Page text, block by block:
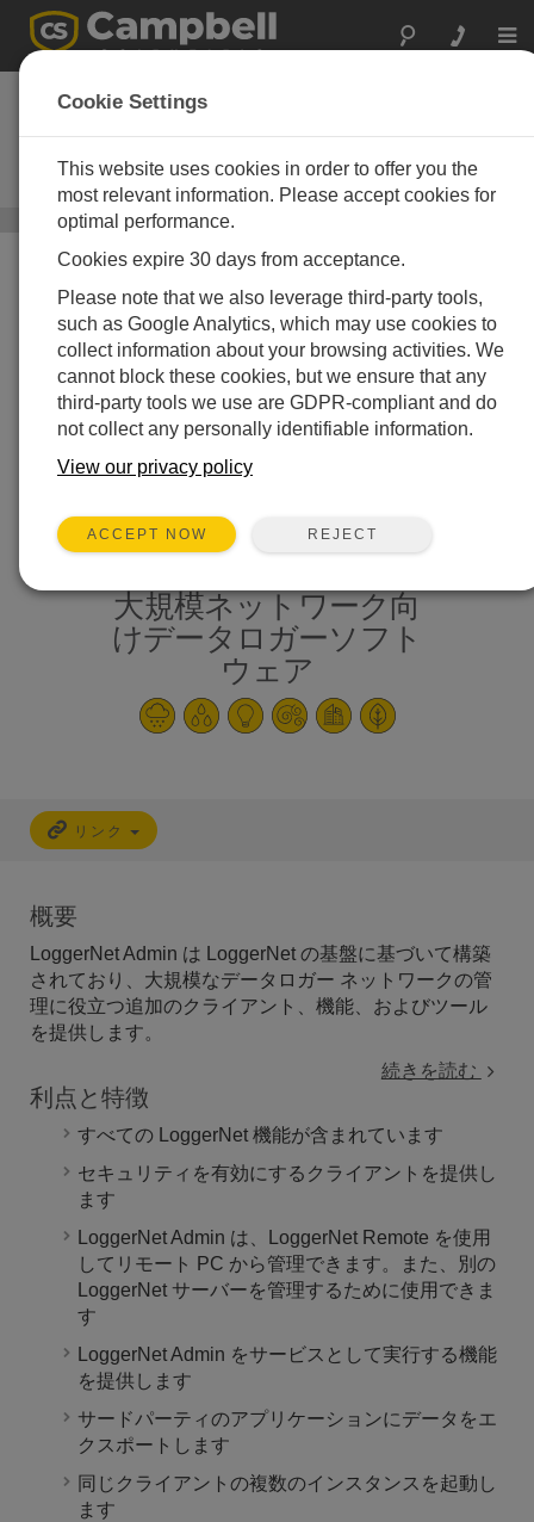
LoggerNet Admin
管理者用データロガーサポートソ
フトウェア（サーバーとクライア
ント）
サーバベースのソフトウェア
大規模ネットワーク向
けデータロガーソフト
ウェア
リンク
概要
LoggerNet Admin は LoggerNet の基盤に基づいて構築
されており、大規模なデータロガー ネットワークの管
理に役立つ追加のクライアント、機能、およびツール
を提供します。
続きを読む
利点と特徴
すべての LoggerNet 機能が含まれています
セキュリティを有効にするクライアントを提供し
ます
LoggerNet Admin は、LoggerNet Remote を使用
してリモート PC から管理できます。また、別の
LoggerNet サーバーを管理するために使用できま
す
LoggerNet Admin をサービスとして実行する機能
を提供します
サードパーティのアプリケーションにデータをエ
クスポートします
同じクライアントの複数のインスタンスを起動し
ます
Cookie Settings
This website uses cookies in order to offer you the
most relevant information. Please accept cookies for
optimal performance.
Cookies expire 30 days from acceptance.
Please note that we also leverage third-party tools,
such as Google Analytics, which may use cookies to
collect information about your browsing activities. We
cannot block these cookies, but we ensure that any
third-party tools we use are GDPR-compliant and do
not collect any personally identifiable information.
View our privacy policy
ACCEPT NOW REJECT